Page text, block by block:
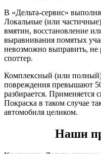
В «Дельта-сервис»
Локальные (или
вмятин, восстановление
выравнивания помятых
невозможно выправить, не
споттер.
Комплексный (или
повреждения превышают
разбирается. Применяется
Покраска в таком случае
автомобиля целиком.
Наши